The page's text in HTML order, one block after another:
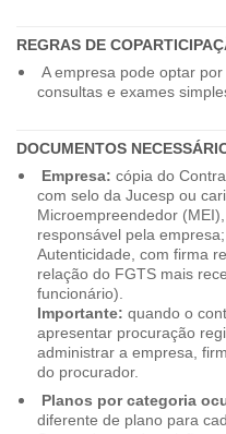
REGRAS DE
A empresa pode optar
consultas e exames
DOCUMENTOS
Empresa: cópia do
com selo da Jucesp ou
Microempreendedor
responsável pela
Autenticidade, com firma
relação do FGTS mais
funcionário).
Importante: quando o
apresentar procuração
administrar a empresa,
do procurador.
Planos por categoria
diferente de plano para